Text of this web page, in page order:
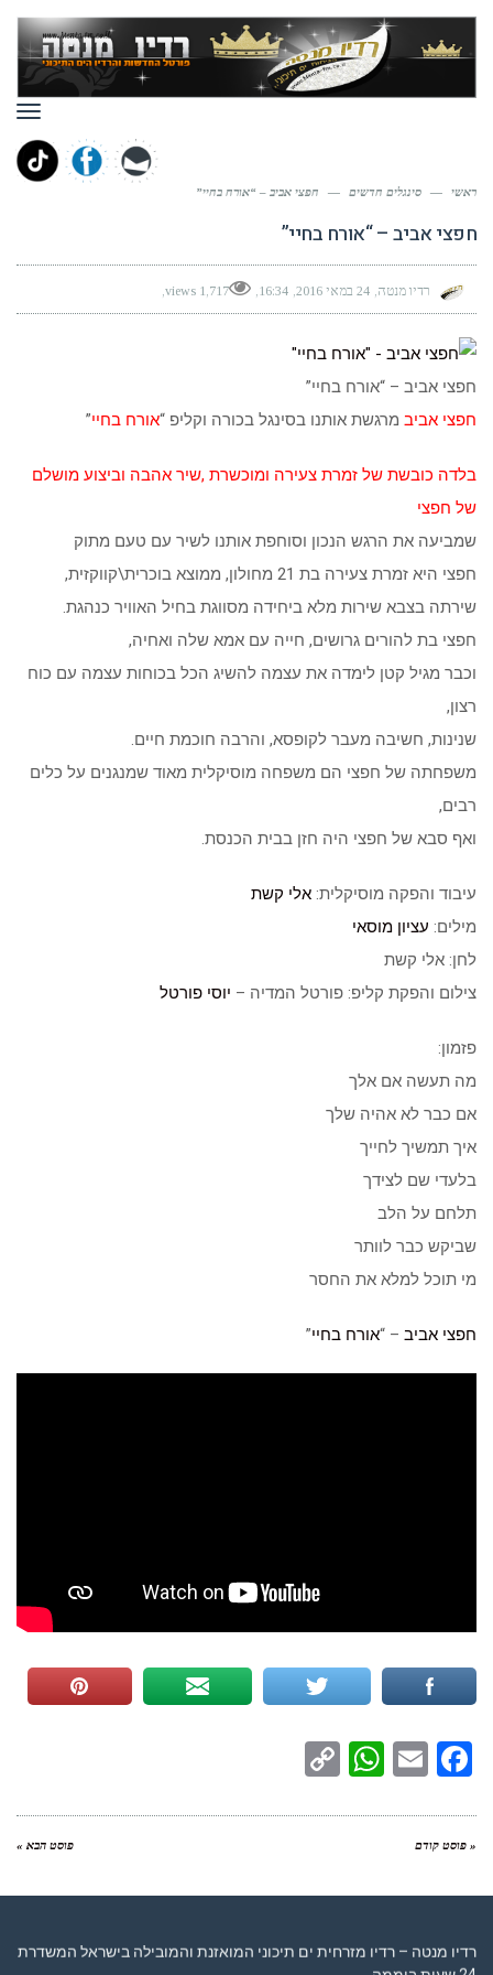
ראשי — סינגלים חדשים — חפצי אביב – “אורח בחיי”
חפצי אביב – “אורח בחיי”
רדיו מנטה 24 במאי 2016 16:34
1,717 views
חפצי אביב – “אורח בחיי”
חפצי אביב מרגשת אותנו בסינגל בכורה וקליפ “אורח בחיי”
בלדה כובשת של זמרת צעירה ומוכשרת ,שיר אהבה וביצוע מושלם
של חפצי
שמביעה את הרגש הנכון וסוחפת אותנו לשיר עם טעם מתוק
חפצי היא זמרת צעירה בת 21 מחולון, ממוצא בוכרית\קווקזית,
שירתה בצבא שירות מלא ביחידה מסווגת בחיל האוויר כנהגת.
חפצי בת להורים גרושים, חייה עם אמא שלה ואחיה,
וכבר מגיל קטן לימדה את עצמה להשיג הכל בכוחות עצמה עם כוח
רצון,
שנינות, חשיבה מעבר לקופסא, והרבה חוכמת חיים.
משפחתה של חפצי הם משפחה מוסיקלית מאוד שמנגנים על כלים
רבים,
ואף סבא של חפצי היה חזן בבית הכנסת.
עיבוד והפקה מוסיקלית: אלי קשת
מילים: עציון מוסאי
לחן: אלי קשת
צילום והפקת קליפ: פורטל המדיה – יוסי פורטל
פזמון:
מה תעשה אם אלך
אם כבר לא אהיה שלך
איך תמשיך לחייך
בלעדי שם לצידך
תלחם על הלב
שביקש כבר לוותר
מי תוכל למלא את החסר
חפצי אביב – “אורח בחיי”
Facebook
Email
WhatsApp
« פוסט קודם פוסט הבא »
רדיו מנטה – רדיו מזרחית ים תיכוני המואזנת והמובילה בישראל המשדרת